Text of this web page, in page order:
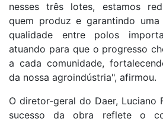
nesses três lotes, estamos
quem produz e garantindo
qualidade entre polos
atuando para que o progresso
a cada comunidade,
da nossa agroindústria", afirmou.
O diretor-geral do Daer, Luciano
sucesso da obra reflete o